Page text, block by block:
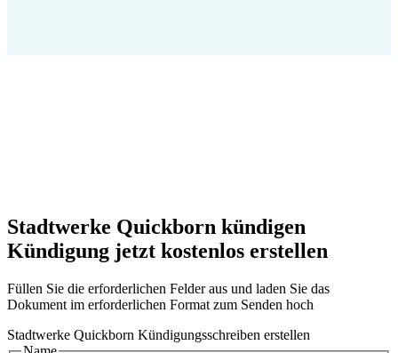
Stadtwerke Quickborn kündigen
Kündigung jetzt kostenlos erstellen
Füllen Sie die erforderlichen Felder aus und laden Sie das
Dokument im erforderlichen Format zum Senden hoch
Stadtwerke Quickborn Kündigungsschreiben erstellen